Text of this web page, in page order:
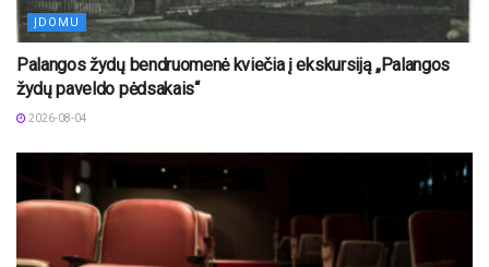
ĮDOMU
Palangos žydų bendruomenė kviečia į ekskursiją „Palangos
žydų paveldo pėdsakais“
2026-08-04